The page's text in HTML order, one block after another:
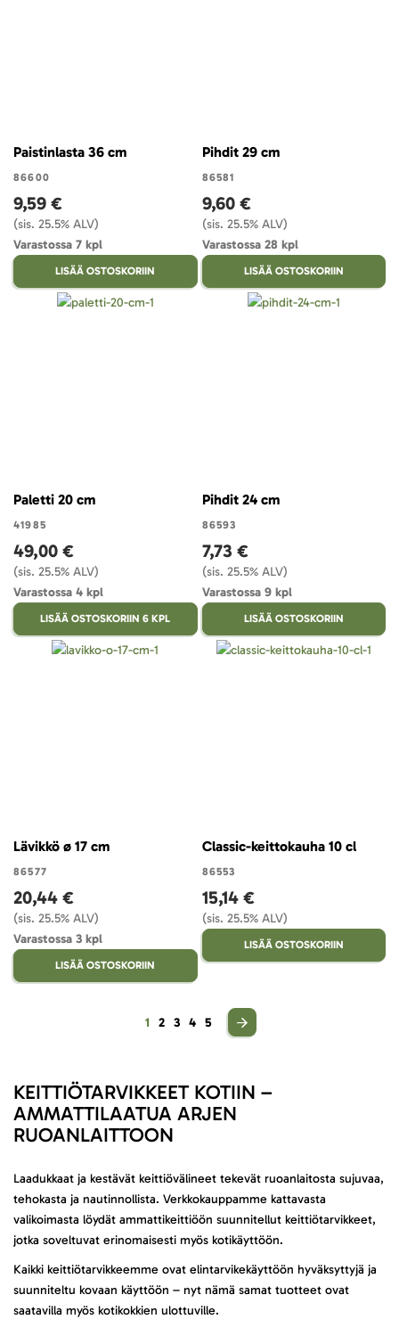
Paistinlasta 36 cm
86600
9,59 €
(sis. 25.5% ALV)
Varastossa 7 kpl
LISÄÄ OSTOSKORIIN
Pihdit 29 cm
86581
9,60 €
(sis. 25.5% ALV)
Varastossa 28 kpl
LISÄÄ OSTOSKORIIN
Paletti 20 cm
41985
49,00 €
(sis. 25.5% ALV)
Varastossa 4 kpl
LISÄÄ OSTOSKORIIN 6 KPL
Pihdit 24 cm
86593
7,73 €
(sis. 25.5% ALV)
Varastossa 9 kpl
LISÄÄ OSTOSKORIIN
Lävikkö ø 17 cm
86577
20,44 €
(sis. 25.5% ALV)
Varastossa 3 kpl
LISÄÄ OSTOSKORIIN
Classic-keittokauha 10 cl
86553
15,14 €
(sis. 25.5% ALV)
LISÄÄ OSTOSKORIIN
Sivu
You're currently reading page
1 Sivu
2 Sivu
3 Sivu
4 Sivu
5
KEITTIÖTARVIKKEET KOTIIN –
AMMATTILAATUA ARJEN
RUOANLAITTOON
Laadukkaat ja kestävät keittiövälineet tekevät ruoanlaitosta sujuvaa,
tehokasta ja nautinnollista. Verkkokauppamme kattavasta
valikoimasta löydät ammattikeittiöön suunnitellut keittiötarvikkeet,
jotka soveltuvat erinomaisesti myös kotikäyttöön.
Kaikki keittiötarvikkeemme ovat elintarvikekäyttöön hyväksyttyjä ja
suunniteltu kovaan käyttöön – nyt nämä samat tuotteet ovat
saatavilla myös kotikokkien ulottuville.